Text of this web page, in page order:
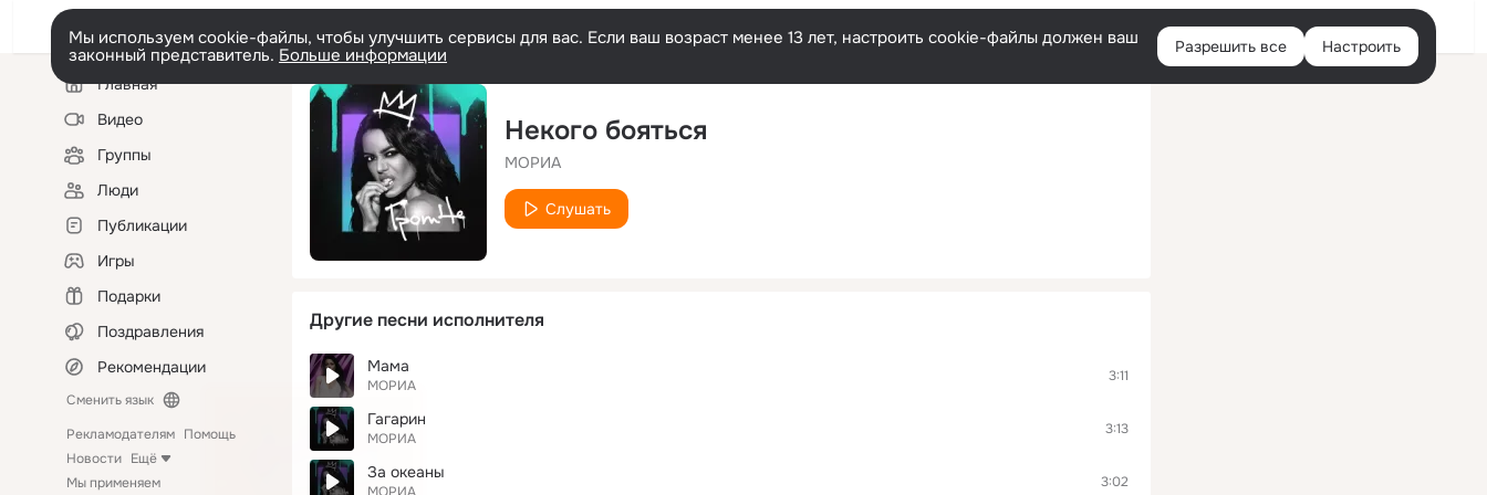
Войти
Мы используем cookie-файлы, чтобы улучшить сервисы для вас. Если ваш возраст менее 13 лет, настроить cookie-файлы должен ваш
законный представитель. Больше информации Разрешить все Настроить
Левая
колонкаГлавная
Видео
Группы
Люди
Публикации
Игры
Подарки
Поздравления
Рекомендации
Сменить язык
Рекламодателям Помощь
Новости Ещё
Мы применяем
Некого бояться
МОРИА
Слушать
Другие песни исполнителя
Мама
МОРИА
3:11
Гагарин
МОРИА
3:13
За океаны 3:02